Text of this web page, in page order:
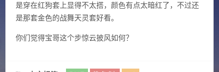
是穿在红狗套上显得不太搭，颜色有点太暗红了，不过还
是那套金色的战舞天灵套好看。
你们觉得宝哥这个步惊云披风如何？